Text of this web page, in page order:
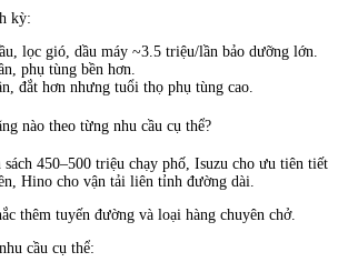
kỳ:
lọc gió, dầu máy ~3.5 triệu/lần bảo dưỡng lớn.
phụ tùng bền hơn.
đắt hơn nhưng tuổi thọ phụ tùng cao.
nào theo từng nhu cầu cụ thể?
450–500 triệu chạy phố, Isuzu cho ưu tiên tiết
Hino cho vận tải liên tỉnh đường dài.
thêm tuyến đường và loại hàng chuyên chở.
cầu cụ thể: